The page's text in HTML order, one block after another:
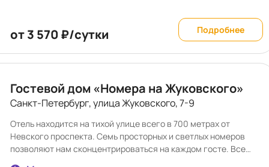
достопримечательностей города: Исаакиевского собора,
Медного всадника, Дворцовой площади, Эрмитажа и
Дворцового моста. Ближайшая станция метро —
«Адмиралтейская», что позволяет легко добраться в любую
формате «шведский стол» в просторном зале «Голландия». В
течение дня работает уютный лобби-бар с горячими и
прохладительными напитками, закусками и десертами.
Особая гордость отеля — собственный закрытый внутренний
двор. В теплое время года здесь открыта уютная летняя
терраса, где приятно отдохнуть после прогулок по
Петербургу. По предварительному бронированию за
от 3 570 ₽/сутки Подробнее
Гостевой дом «Номера на Жуковского»
Санкт-Петербург, улица Жуковского, 7-9
Отель находится на тихой улице всего в 700 метрах от
Невского проспекта. Семь просторных и светлых номеров
позволяют нам сконцентрироваться на каждом госте. Все